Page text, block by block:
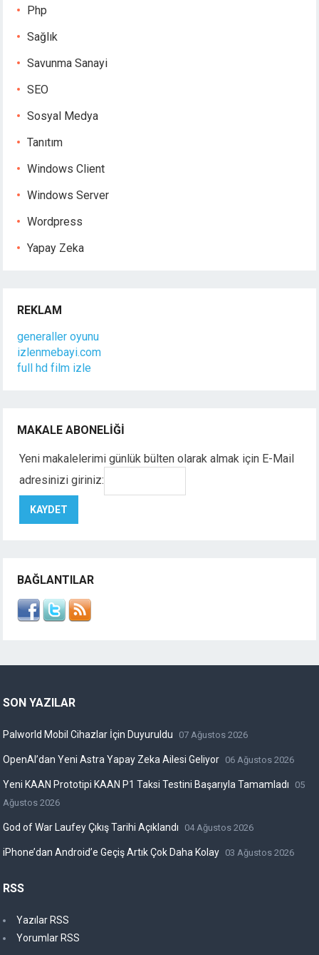
Php
Sağlık
Savunma Sanayi
SEO
Sosyal Medya
Tanıtım
Windows Client
Windows Server
Wordpress
Yapay Zeka
REKLAM
generaller oyunu
izlenmebayi.com
full hd film izle
MAKALE ABONELIĞI
Yeni makalelerimi günlük bülten olarak almak için E-Mail
adresinizi giriniz:
BAĞLANTILAR
SON YAZILAR
Palworld Mobil Cihazlar İçin Duyuruldu 07 Ağustos 2026
OpenAI’dan Yeni Astra Yapay Zeka Ailesi Geliyor 06 Ağustos 2026
Yeni KAAN Prototipi KAAN P1 Taksi Testini Başarıyla Tamamladı
05
Ağustos 2026
God of War Laufey Çıkış Tarihi Açıklandı 04 Ağustos 2026
iPhone’dan Android’e Geçiş Artık Çok Daha Kolay 03 Ağustos 2026
RSS
Yazılar RSS
Yorumlar RSS